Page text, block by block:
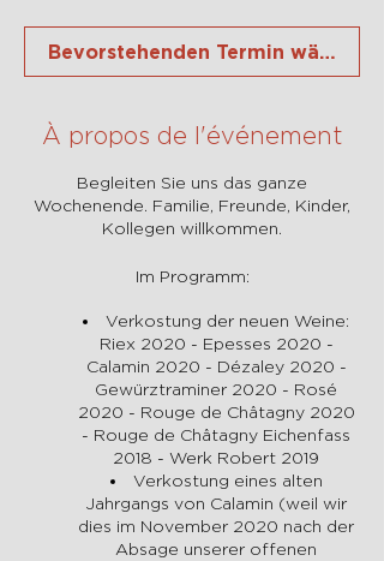
Bevorstehenden Termin wählen
À propos de l'événement
Begleiten Sie uns das ganze
Wochenende. Familie, Freunde, Kinder,
Kollegen willkommen.
Im Programm:
Verkostung der neuen Weine:
Riex 2020 - Epesses 2020 -
Calamin 2020 - Dézaley 2020 -
Gewürztraminer 2020 - Rosé
2020 - Rouge de Châtagny 2020
- Rouge de Châtagny Eichenfass
2018 - Werk Robert 2019
Verkostung eines alten
Jahrgangs von Calamin (weil wir
dies im November 2020 nach der
Absage unserer offenen